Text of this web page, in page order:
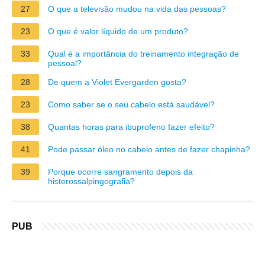
27 O que a televisão mudou na vida das pessoas?
23 O que é valor líquido de um produto?
33
Qual é a importância do treinamento integração de
pessoal?
28
De quem a Violet Evergarden gosta?
23 Como saber se o seu cabelo está saudável?
38 Quantas horas para ibuprofeno fazer efeito?
41 Pode passar óleo no cabelo antes de fazer chapinha?
39
Porque ocorre sangramento depois da
histerossalpingografia?
PUB